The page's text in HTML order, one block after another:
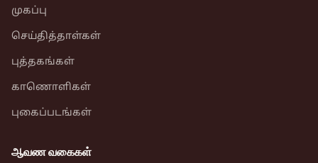
முகப்பு
செய்தித்தாள்கள்
புத்தகங்கள்
காணொளிகள்
புகைப்படங்கள்
ஆவண வகைகள்